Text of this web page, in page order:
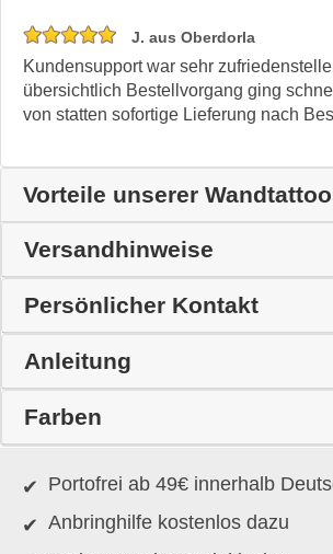
J. aus Oberdorla
Kundensupport war sehr
übersichtlich Bestellvorgang ging
von statten sofortige Lieferung nach
Vorteile unserer
Versandhinweise
Persönlicher Kontakt
Anleitung
Farben
Portofrei ab 49€ innerhalb
Anbringhilfe kostenlos dazu